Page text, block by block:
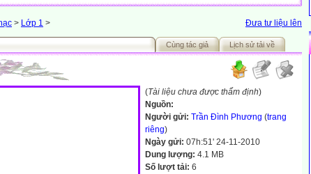
Đưa tư liệu lên
> Lớp 1 >
Cùng tác giả Lịch sử tải về
(Tài liệu chưa được thẩm định)
Nguồn:
Người gửi: Trần Đình Phương (trang
riêng)
Ngày gửi: 07h:51' 24-11-2010
Dung lượng: 4.1 MB
Số lượt tải: 6